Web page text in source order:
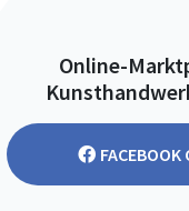
Online-
FACEBOOK